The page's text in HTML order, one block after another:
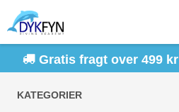
Gratis fragt over 499 kr
KATEGORIER